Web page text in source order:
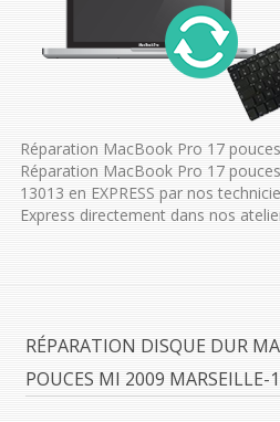
Réparation MacBook Pro 17
Réparation MacBook Pro 17
13013 en EXPRESS par nos
Express directement dans nos
RÉPARATION DISQUE DUR
POUCES MI 2009 MARSEILLE-